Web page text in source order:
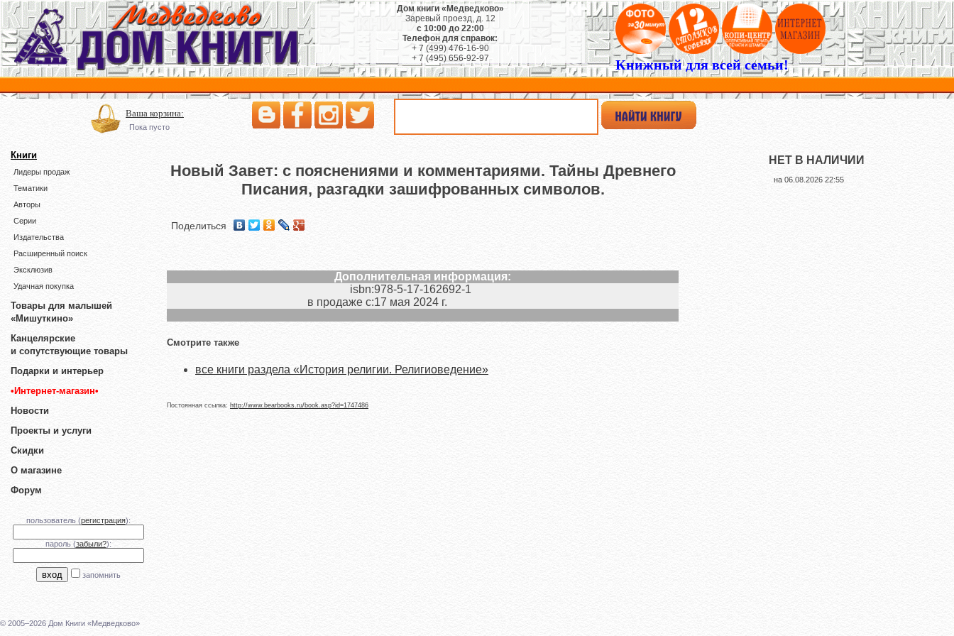
Дом книги «Медведково»
Заревый проезд, д. 12
с 10:00 до 22:00
Телефон для справок:
+ 7 (499) 476-16-90
+ 7 (495) 656-92-97
Книжный для всей семьи!
Ваша корзина:
Пока пусто
Книги
Лидеры продаж
Тематики
Авторы
Серии
Издательства
Расширенный поиск
Эксклюзив
Удачная покупка
Товары для малышей
«Мишуткино»
Канцелярские
и сопутствующие товары
Подарки и интерьер
•Интернет-магазин•
Новости
Проекты и услуги
Скидки
О магазине
Форум
пользователь (регистрация):
пароль (забыли?):
запомнить
© 2005–2026 Дом Книги «Медведково»
Новый Завет: с пояснениями и комментариями. Тайны Древнего
Писания, разгадки зашифрованных символов.
Поделиться
Дополнительная информация:
isbn:978-5-17-162692-1
в продаже с:17 мая 2024 г.
Смотрите также
все книги раздела «История религии. Религиоведение»
Постоянная ссылка: http://www.bearbooks.ru/book.asp?id=1747486
НЕТ В НАЛИЧИИ
на 06.08.2026 22:55